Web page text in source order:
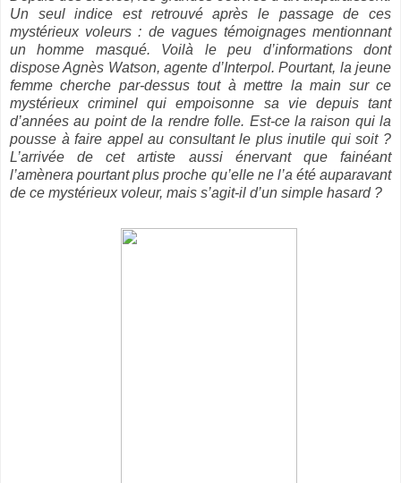
Un seul indice est retrouvé après le passage de ces
mystérieux voleurs : de vagues témoignages mentionnant
un homme masqué. Voilà le peu d’informations dont
dispose Agnès Watson, agente d’Interpol. Pourtant, la jeune
femme cherche par-dessus tout à mettre la main sur ce
mystérieux criminel qui empoisonne sa vie depuis tant
d’années au point de la rendre folle. Est-ce la raison qui la
pousse à faire appel au consultant le plus inutile qui soit ?
L’arrivée de cet artiste aussi énervant que fainéant
l’amènera pourtant plus proche qu’elle ne l’a été auparavant
de ce mystérieux voleur, mais s’agit-il d’un simple hasard ?